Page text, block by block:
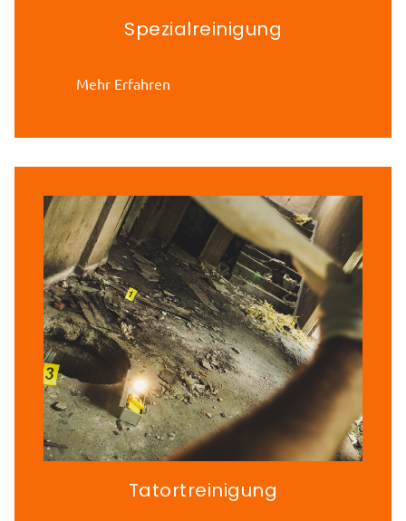
Spezialreinigung
Mehr Erfahren
Tatortreinigung